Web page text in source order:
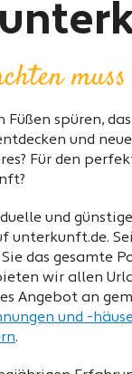
Füßen spüren,
und
Für den
und günstige
unterkunft.de.
das gesamte
wir allen
Angebot an
und -
.